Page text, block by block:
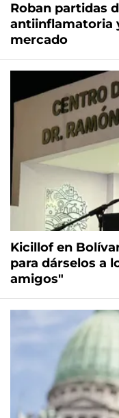
Roban partidas
antiinflamatoria
mercado
Kicillof en
para dárselos a
amigos"